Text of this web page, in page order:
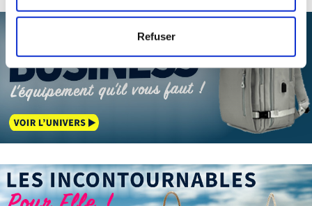
mètres près
pour en relever les caractéristiques spécifiques
(empreintes digitales).
Pour en savoir plus sur le traitement de vos données
personnelles et définir vos préférences, reportez-vous à
lasection « Détails »
. Vous pouvez modifier ou retirer
votre consentement à tout moment à partir de la
déclaration sur les cookies.
Les cookies nous permettent de personnaliser le contenu
et les annonces, d'offrir des fonctionnalités relatives aux
Refuser